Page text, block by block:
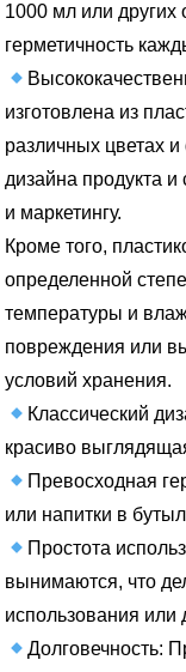
1000 мл или
герметичность
изготовлена из
различных цветах
дизайна продукта
и маркетингу.
Кроме того,
определенной
температуры и
повреждения или
условий хранения.
Классический
красиво
Превосходная
или напитки в
Простота
вынимаются, что
использования
Долговечность: